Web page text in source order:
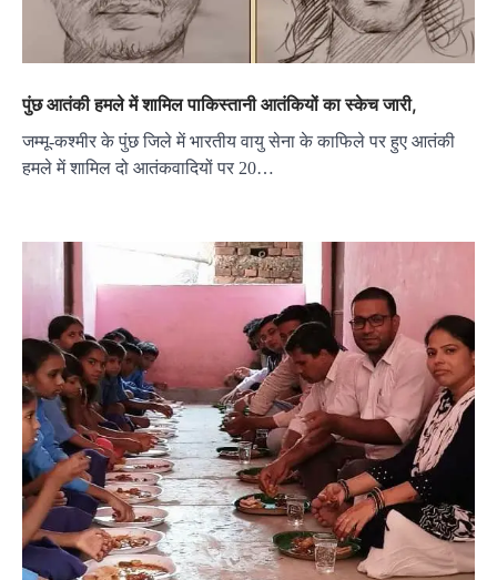
पुंछ आतंकी हमले में शामिल पाकिस्तानी आतंकियों का स्केच जारी,
जम्मू-कश्मीर के पुंछ जिले में भारतीय वायु सेना के काफिले पर हुए आतंकी
हमले में शामिल दो आतंकवादियों पर 20…